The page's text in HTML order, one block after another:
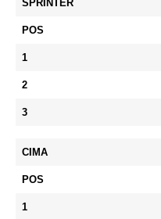
SPRINTER
POS
1
2
3
CIMA
POS
1